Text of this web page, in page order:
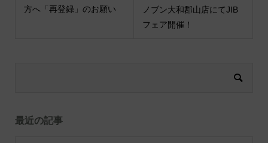
方へ「再登録」のお願い
ノブン大和郡山店にてJIB
フェア開催！
最近の記事